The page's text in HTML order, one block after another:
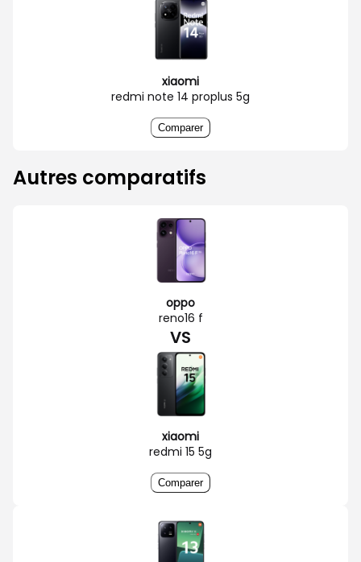
xiaomi
redmi note 14 proplus 5g
Comparer
Autres comparatifs
oppo
reno16 f
VS
xiaomi
redmi 15 5g
Comparer